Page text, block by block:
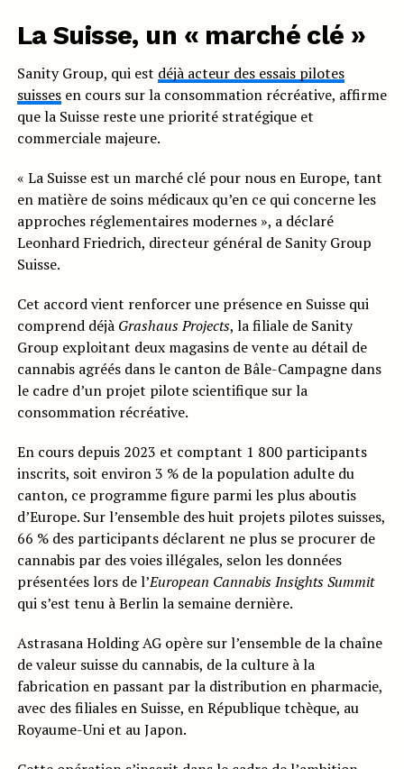
La Suisse, un « marché clé »
Sanity Group, qui est déjà acteur des essais pilotes
suissesen cours sur la consommation récréative, affirme
que la Suisse reste une priorité stratégique et
commerciale majeure.
« La Suisse est un marché clé pour nous en Europe, tant
en matière de soins médicaux qu’en ce qui concerne les
approches réglementaires modernes », a déclaré
Leonhard Friedrich, directeur général de Sanity Group
Suisse.
Cet accord vient renforcer une présence en Suisse qui
comprend déjà Grashaus Projects, la filiale de Sanity
Group exploitant deux magasins de vente au détail de
cannabis agréés dans le canton de Bâle-Campagne dans
le cadre d’un projet pilote scientifique sur la
consommation récréative.
En cours depuis 2023 et comptant 1 800 participants
inscrits, soit environ 3 % de la population adulte du
canton, ce programme figure parmi les plus aboutis
d’Europe. Sur l’ensemble des huit projets pilotes suisses,
66 % des participants déclarent ne plus se procurer de
cannabis par des voies illégales, selon les données
présentées lors de l’European Cannabis Insights Summit
qui s’est tenu à Berlin la semaine dernière.
Astrasana Holding AG opère sur l’ensemble de la chaîne
de valeur suisse du cannabis, de la culture à la
fabrication en passant par la distribution en pharmacie,
avec des filiales en Suisse, en République tchèque, au
Royaume-Uni et au Japon.